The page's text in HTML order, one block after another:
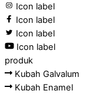
Icon label
Icon label
Icon label
Icon label
produk
Kubah Galvalum
Kubah Enamel